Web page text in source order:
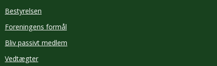
Bestyrelsen
Foreningens formål
Bliv passivt medlem
Vedtægter